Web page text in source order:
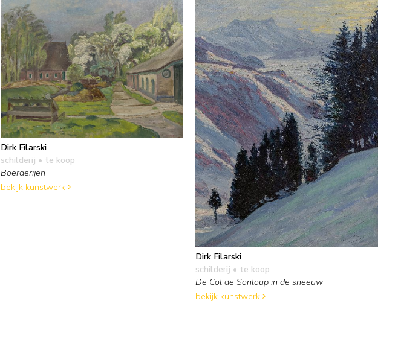
Dirk Filarski
schilderij • te koop
Boerderijen
bekijk kunstwerk
Dirk Filarski
schilderij • te koop
De Col de Sonloup in de sneeuw
bekijk kunstwerk